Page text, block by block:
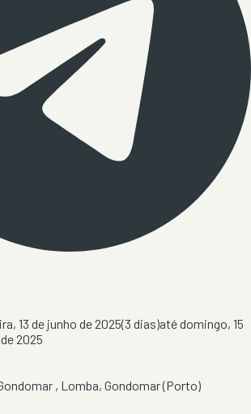
13 de junho de 2025(3 dias)atédomingo, 15
2025
, Lomba, Gondomar(Porto)